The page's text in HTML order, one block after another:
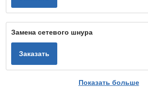
Замена сетевого шнура
Заказать
Показать больше